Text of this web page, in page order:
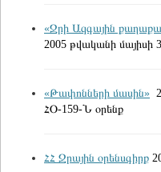
«Ջրի Ազգային
2005 թվականի մայիսի
«Թափոնների մասին»
ՀՕ-159-Ն օրենք
ՀՀ Ջրային օրենսգիրք